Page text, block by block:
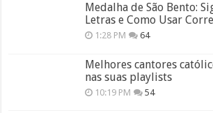
Medalha de São Bento:
Letras e Como Usar
1:28 PM 64
Melhores cantores
nas suas playlists
10:19 PM 54